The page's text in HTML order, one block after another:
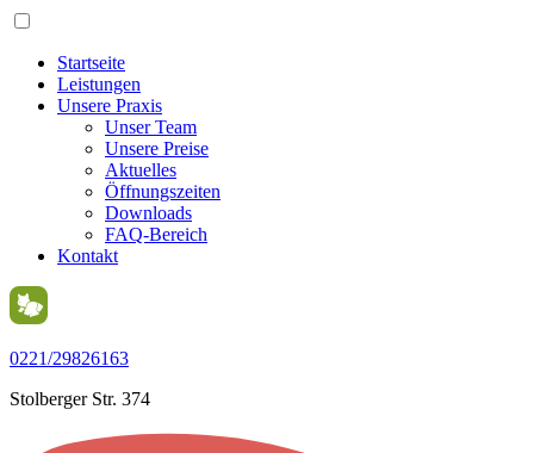
Startseite
Leistungen
Unsere Praxis
Unser Team
Unsere Preise
Aktuelles
Öffnungszeiten
Downloads
FAQ-Bereich
Kontakt
0221/29826163
Stolberger Str. 374